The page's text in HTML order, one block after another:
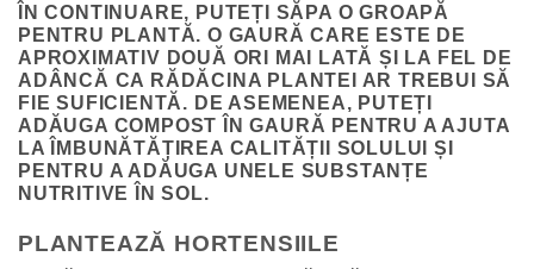
ÎN CONTINUARE, PUTEȚI SĂPA O GROAPĂ
PENTRU PLANTĂ. O GAURĂ CARE ESTE DE
APROXIMATIV DOUĂ ORI MAI LATĂ ȘI LA FEL DE
ADÂNCĂ CA RĂDĂCINA PLANTEI AR TREBUI SĂ
FIE SUFICIENTĂ. DE ASEMENEA, PUTEȚI
ADĂUGA COMPOST ÎN GAURĂ PENTRU A AJUTA
LA ÎMBUNĂTĂȚIREA CALITĂȚII SOLULUI ȘI
PENTRU A ADĂUGA UNELE SUBSTANȚE
NUTRITIVE ÎN SOL.
PLANTEAZĂ HORTENSIILE